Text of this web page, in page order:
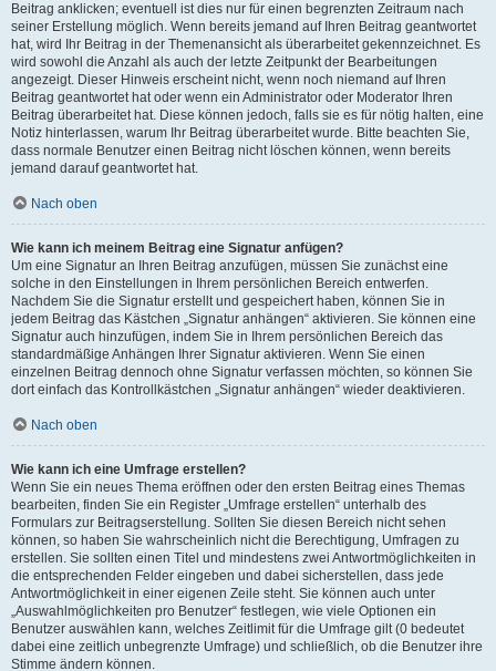
Beitrag anklicken; eventuell ist dies nur für einen begrenzten Zeitraum nach
seiner Erstellung möglich. Wenn bereits jemand auf Ihren Beitrag geantwortet
hat, wird Ihr Beitrag in der Themenansicht als überarbeitet gekennzeichnet. Es
wird sowohl die Anzahl als auch der letzte Zeitpunkt der Bearbeitungen
angezeigt. Dieser Hinweis erscheint nicht, wenn noch niemand auf Ihren
Beitrag geantwortet hat oder wenn ein Administrator oder Moderator Ihren
Beitrag überarbeitet hat. Diese können jedoch, falls sie es für nötig halten, eine
Notiz hinterlassen, warum Ihr Beitrag überarbeitet wurde. Bitte beachten Sie,
dass normale Benutzer einen Beitrag nicht löschen können, wenn bereits
jemand darauf geantwortet hat.
Nach oben
Wie kann ich meinem Beitrag eine Signatur anfügen?
Um eine Signatur an Ihren Beitrag anzufügen, müssen Sie zunächst eine
solche in den Einstellungen in Ihrem persönlichen Bereich entwerfen.
Nachdem Sie die Signatur erstellt und gespeichert haben, können Sie in
jedem Beitrag das Kästchen „Signatur anhängen“ aktivieren. Sie können eine
Signatur auch hinzufügen, indem Sie in Ihrem persönlichen Bereich das
standardmäßige Anhängen Ihrer Signatur aktivieren. Wenn Sie einen
einzelnen Beitrag dennoch ohne Signatur verfassen möchten, so können Sie
dort einfach das Kontrollkästchen „Signatur anhängen“ wieder deaktivieren.
Nach oben
Wie kann ich eine Umfrage erstellen?
Wenn Sie ein neues Thema eröffnen oder den ersten Beitrag eines Themas
bearbeiten, finden Sie ein Register „Umfrage erstellen“ unterhalb des
Formulars zur Beitragserstellung. Sollten Sie diesen Bereich nicht sehen
können, so haben Sie wahrscheinlich nicht die Berechtigung, Umfragen zu
erstellen. Sie sollten einen Titel und mindestens zwei Antwortmöglichkeiten in
die entsprechenden Felder eingeben und dabei sicherstellen, dass jede
Antwortmöglichkeit in einer eigenen Zeile steht. Sie können auch unter
„Auswahlmöglichkeiten pro Benutzer“ festlegen, wie viele Optionen ein
Benutzer auswählen kann, welches Zeitlimit für die Umfrage gilt (0 bedeutet
dabei eine zeitlich unbegrenzte Umfrage) und schließlich, ob die Benutzer ihre
Stimme ändern können.